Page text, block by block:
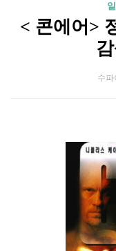
< 콘에어>
수파